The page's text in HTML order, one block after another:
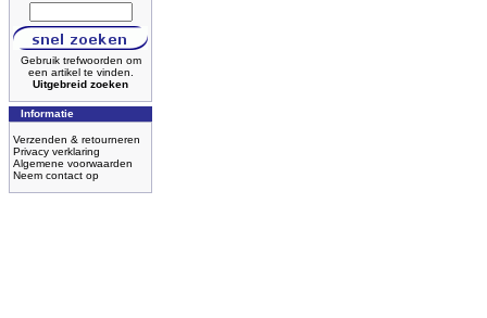
Gebruik trefwoorden om
een artikel te vinden.
Uitgebreid zoeken
Informatie
Verzenden & retourneren
Privacy verklaring
Algemene voorwaarden
Neem contact op